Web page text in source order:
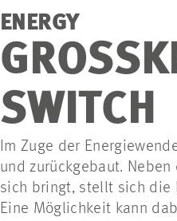
ENERGY
SWITCH
Im Zuge der
und zurückgebaut.
sich bringt, stellt sich die
Eine Möglichkeit kann